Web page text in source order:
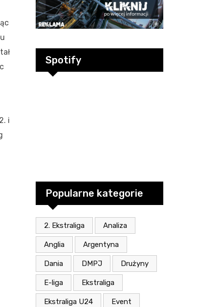
i
Spotify
Popularne kategorie
2. Ekstraliga Analiza
Anglia Argentyna
Dania DMPJ Drużyny
E-liga Ekstraliga
Ekstraliga U24 Event